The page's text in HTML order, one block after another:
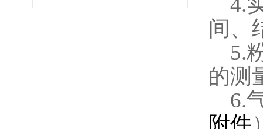
间、
5.
的测
6.
附件